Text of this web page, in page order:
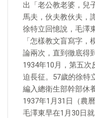
出「老公教老婆，兒
馬夫，伙夫教伙夫，
徐特立回憶說，毛澤
「怎樣教文盲寫字
論兩次，直到徹底得
1934年10月，第五
迫長征。57歲的徐特
編入總衛生部幹部休
1937年1月31日（農
毛澤東早在1月30日